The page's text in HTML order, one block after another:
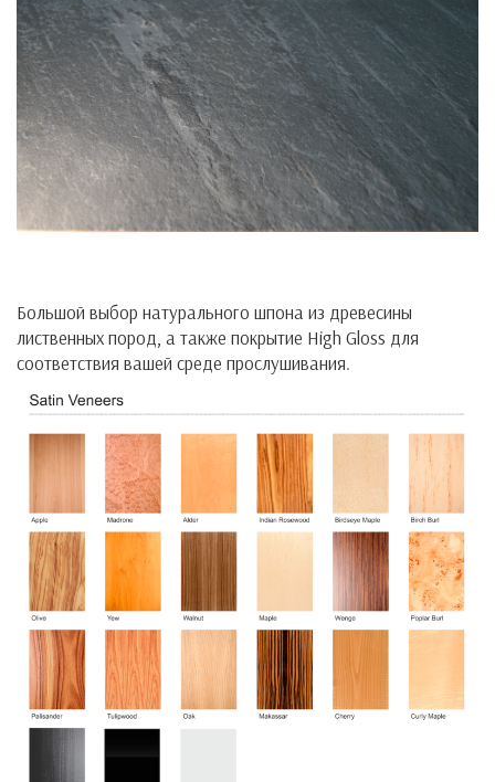
Большой выбор натурального шпона из древесины
лиственных пород, а также покрытие High Gloss для
соответствия вашей среде прослушивания.